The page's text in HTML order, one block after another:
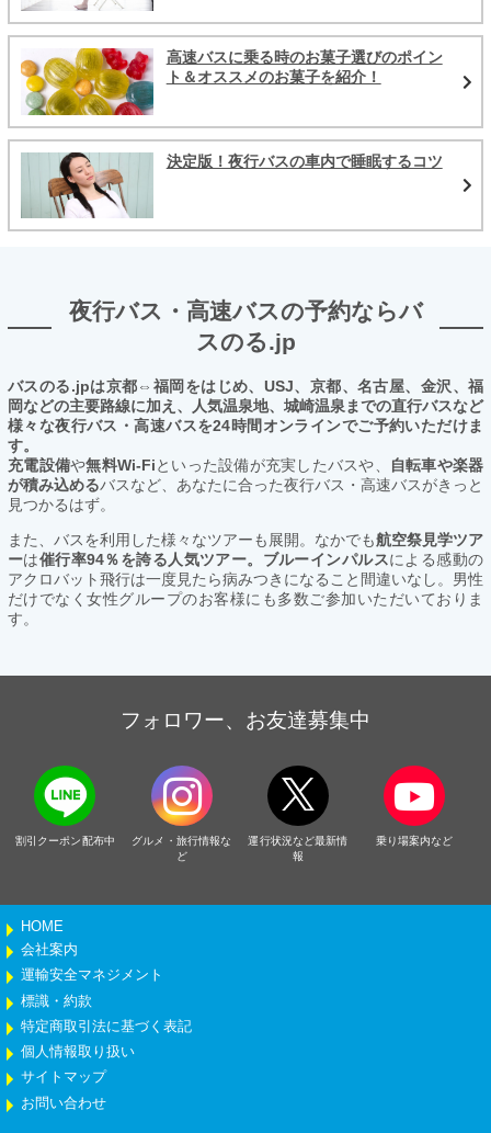
高速バスに乗る時のお菓子選びのポイン
ト＆オススメのお菓子を紹介！
決定版！夜行バスの車内で睡眠するコツ
夜行バス・高速バスの予約ならバ
スのる.jp
バスのる.jpは京都⇔福岡をはじめ、USJ、京都、名古屋、金沢、福
岡などの主要路線に加え、人気温泉地、城崎温泉までの直行バスなど
様々な夜行バス・高速バスを24時間オンラインでご予約いただけま
す。
充電設備や無料Wi-Fiといった設備が充実したバスや、
自転車や楽器
が積み込めるバスなど、あなたに合った夜行バス・高速バスがきっと
見つかるはず。
また、バスを利用した様々なツアーも展開。なかでも航空祭見学ツア
ーは催行率94％を誇る人気ツアー。ブルーインパルスによる感動の
アクロバット飛行は一度見たら病みつきになること間違いなし。男性
だけでなく女性グループのお客様にも多数ご参加いただいておりま
す。
フォロワー、お友達募集中
割引クーポン配布中
グルメ・旅行情報な
ど
運行状況など最新情
報
乗り場案内など
HOME
会社案内
運輸安全マネジメント
標識・約款
特定商取引法に基づく表記
個人情報取り扱い
サイトマップ
お問い合わせ